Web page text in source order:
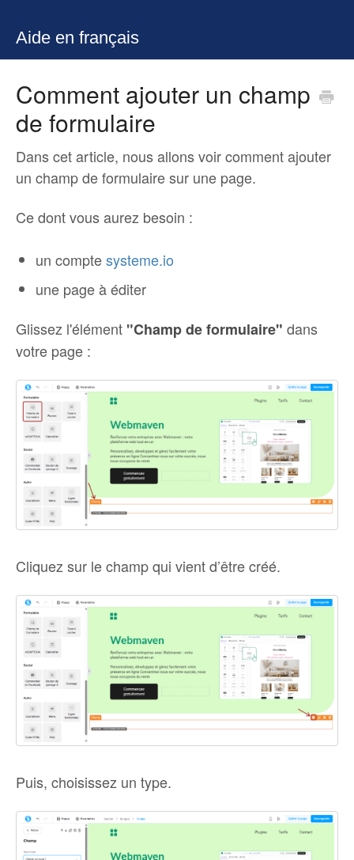
Aide en français
Comment ajouter un champ
de formulaire
Dans cet article, nous allons voir comment ajouter
un champ de formulaire sur une page.
Ce dont vous aurez besoin :
un comptesysteme.io
une page à éditer
Glissez l'élément "Champ de formulaire" dans
votre page :
Cliquez sur le champ qui vient d’être créé.
Puis, choisissez un type.